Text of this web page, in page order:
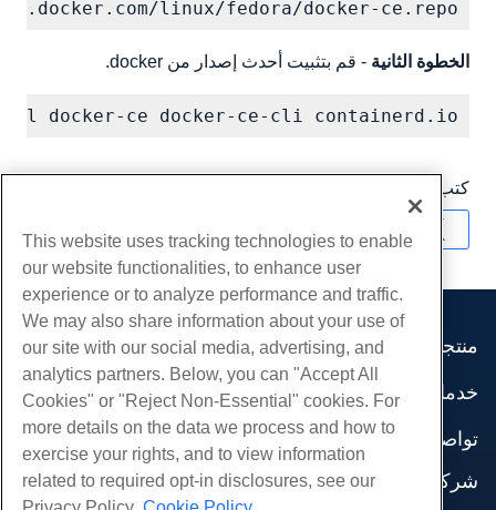
linux/fedora/docker-ce.repo
الخطوة الثانية - قم بتثبيت أحدث إصدار من docker.
docker-ce docker-ce-cli containerd.io
كتب بواسطة
منتجات
استضافة الموقع
استضافة الأعمال
موزع استضافة
موزع العلامة البيضاء
إدارة لينكس VPS
خدمات
هجرات الموقع
تواصل اجتماعي
وثائق المنتج
شركة
This website uses tracking technologies to enable
our website functionalities, to enhance user
experience or to analyze performance and traffic.
We may also share information about your use of
our site with our social media, advertising, and
analytics partners. Below, you can "Accept All
Cookies" or "Reject Non-Essential" cookies. For
more details on the data we process and how to
exercise your rights, and to view information
related to required opt-in disclosures, see our